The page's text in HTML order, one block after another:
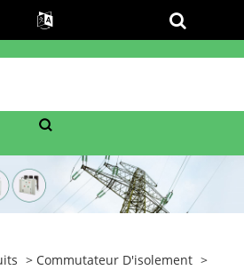
> Commutateur D'isolement >